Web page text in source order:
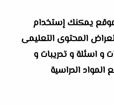
يمكنك إستخدام
المحتوى التعليمى
و اسئلة و تدريبات و
المواد الدراسية